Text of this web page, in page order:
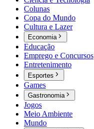
Colunas
Copa do Mundo
Cultura e Lazer
Economia
Educação
Emprego e Concursos
Entretenimento
Esportes
Games
Gastronomia
Jogos
Meio Ambiente
Mundo